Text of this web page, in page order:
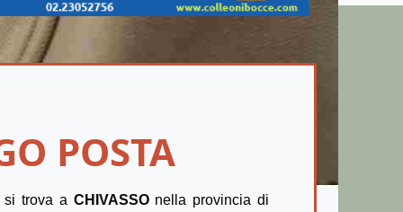
POSTA
trova a CHIVASSOnella provincia di